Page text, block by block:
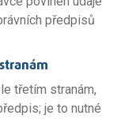
předpisů
třetím stranám,
je to nutné